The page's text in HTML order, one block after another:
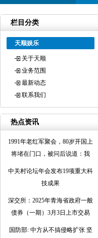
栏目分类
天顺娱乐
关于天顺
业务范围
最新动态
联系我们
热点资讯
1991年老红军聚会，80岁开国上
将堵在门口，被问后说道：我
中关村论坛年会发布19项重大科
技成果
深交所：2025年青海省政府一般
债券（一期）3月3日上市交易
国防部: 中方从不搞侵略扩张 坚